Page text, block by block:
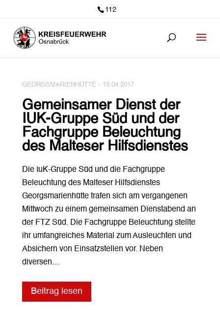
112
GEORGSMARIENHÜTTE - 19.04.2017
Gemeinsamer Dienst der
IUK-Gruppe Süd und der
Fachgruppe Beleuchtung
des Malteser Hilfsdienstes
Die IuK-Gruppe Süd und die Fachgruppe
Beleuchtung des Malteser Hilfsdienstes
Georgsmarienhütte trafen sich am vergangenen
Mittwoch zu einem gemeinsamen Dienstabend an
der FTZ Süd. Die Fachgruppe Beleuchtung stellte
ihr umfangreiches Material zum Ausleuchten und
Absichern von Einsatzstellen vor. Neben
diversen…
Beitrag lesen